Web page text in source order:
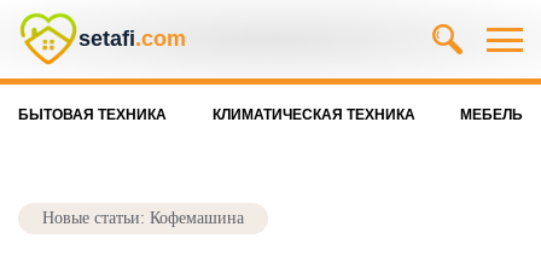
setafi.com
БЫТОВАЯ ТЕХНИКА КЛИМАТИЧЕСКАЯ ТЕХНИКА МЕБЕЛЬ
Новые статьи: Кофемашина